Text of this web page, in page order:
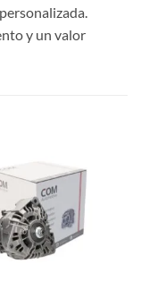
y un valor